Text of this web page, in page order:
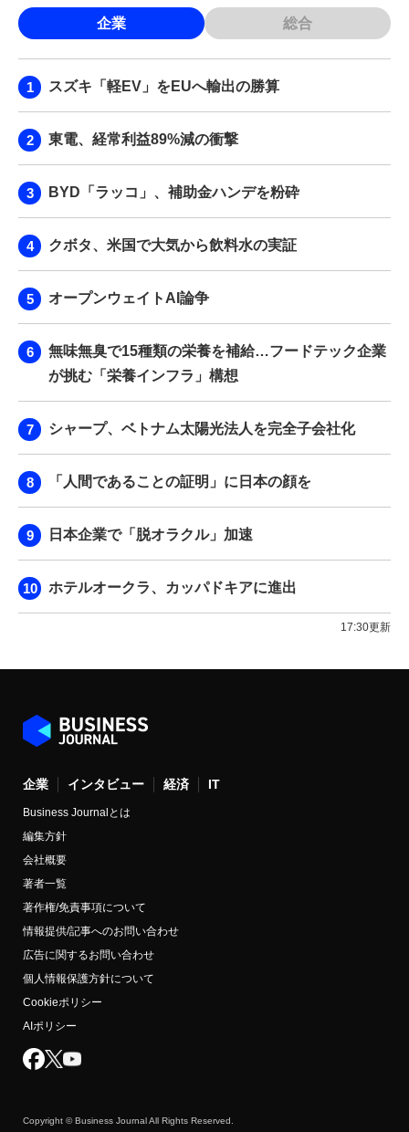
企業 総合
スズキ「軽EV」をEUへ輸出の勝算
東電、経常利益89%減の衝撃
BYD「ラッコ」、補助金ハンデを粉砕
クボタ、米国で大気から飲料水の実証
オープンウェイトAI論争
無味無臭で15種類の栄養を補給…フードテック企業
が挑む「栄養インフラ」構想
シャープ、ベトナム太陽光法人を完全子会社化
「人間であることの証明」に日本の顔を
日本企業で「脱オラクル」加速
ホテルオークラ、カッパドキアに進出
17:30更新
企業 インタビュー 経済 IT
Business Journalとは
編集方針
会社概要
著者一覧
著作権/免責事項について
情報提供/記事へのお問い合わせ
広告に関するお問い合わせ
個人情報保護方針について
Cookieポリシー
AIポリシー
Copyright © Business Journal All Rights Reserved.